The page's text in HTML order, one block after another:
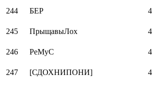
244 БЕР 4
245 ПрыщавыЛох 4
246 РеМуС 4
247 [СДОХНИПОНИ] 4